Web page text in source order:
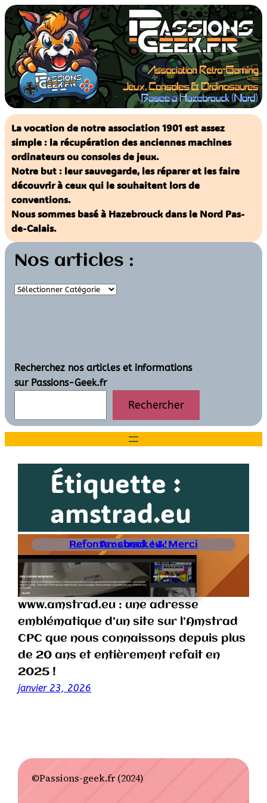
Aller
au
contenu
La vocation de notre association 1901 est assez
simple : la récupération des anciennes machines
ordinateurs ou consoles de jeux.
Notre but : leur sauvegarde, les réparer et les faire
découvrir à ceux qui le souhaitent lors de
conventions.
Nous sommes basé à Hazebrouck dans le Nord Pas-
de-Calais.
Nos articles :
Recherchez nos articles et informations
sur Passions-Geek.fr
Rechercher
Étiquette :
amstrad.eu
Refonte : check ! & Merci Amstrad.eu !
www.amstrad.eu : une adresse
emblématique d’un site sur l’Amstrad
CPC que nous connaissons depuis plus
de 20 ans et entièrement refait en
2025 !
janvier 23, 2026
©Passions-geek.fr (2024)